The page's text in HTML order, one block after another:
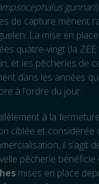
gunnari
de capture mènent
La mise en
quatre-vingt (la
et les pêcheries de
dans les années
à l’ordre du jour.
à la
ciblée et considérée
il s’agit
pêcherie bénéficie
mises en place